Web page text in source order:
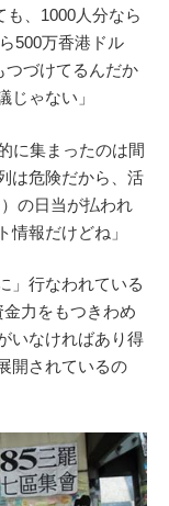
、1000人分なら
500万香港ドル
つづけてるんだか
じゃない」
に集まったのは間
は危険だから、活
の日当が払われ
報だけどね」
」行なわれている
力をもつきわめ
いなければあり得
開されているの